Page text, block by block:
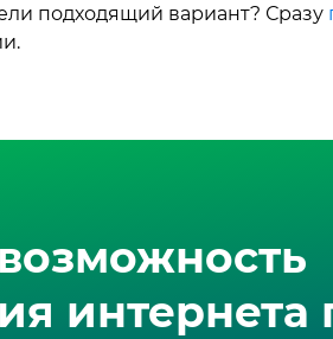
подходящий вариант? Сразу
интернета